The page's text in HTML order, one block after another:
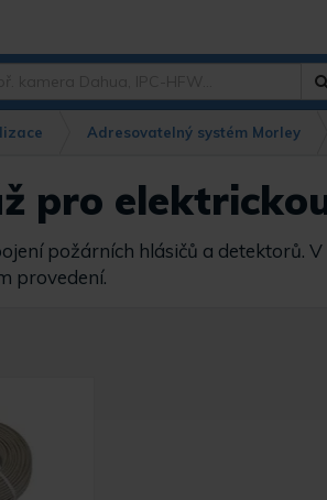
Adresovatelný systém Morley
pro
požárních hlásičů a detektorů.
provedení.